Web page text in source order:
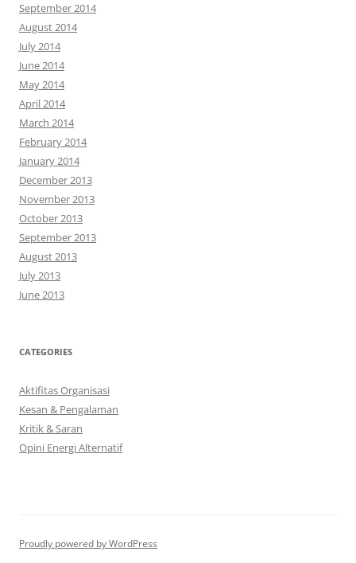
September 2014
August 2014
July 2014
June 2014
May 2014
April 2014
March 2014
February 2014
January 2014
December 2013
November 2013
October 2013
September 2013
August 2013
July 2013
June 2013
CATEGORIES
Aktifitas Organisasi
Kesan & Pengalaman
Kritik & Saran
Opini Energi Alternatif
Proudly powered by WordPress